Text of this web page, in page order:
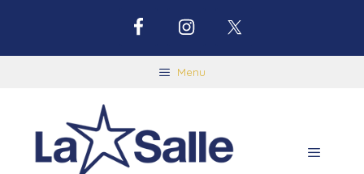
Menu